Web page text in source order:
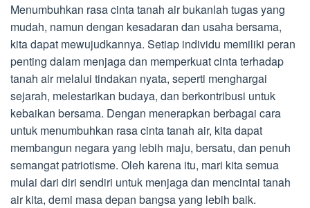
Menumbuhkan rasa cinta tanah air bukanlah tugas yang
mudah, namun dengan kesadaran dan usaha bersama,
kita dapat mewujudkannya. Setiap individu memiliki peran
penting dalam menjaga dan memperkuat cinta terhadap
tanah air melalui tindakan nyata, seperti menghargai
sejarah, melestarikan budaya, dan berkontribusi untuk
kebaikan bersama. Dengan menerapkan berbagai cara
untuk menumbuhkan rasa cinta tanah air, kita dapat
membangun negara yang lebih maju, bersatu, dan penuh
semangat patriotisme. Oleh karena itu, mari kita semua
mulai dari diri sendiri untuk menjaga dan mencintai tanah
air kita, demi masa depan bangsa yang lebih baik.